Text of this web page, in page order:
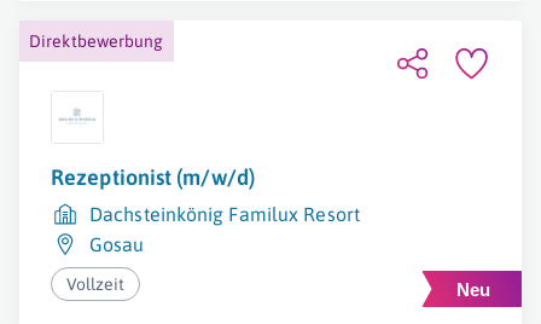
Direktbewerbung
Rezeptionist (m/w/d)
Dachsteinkönig Familux Resort
Gosau
Vollzeit